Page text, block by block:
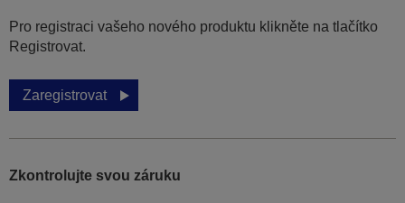
Pro registraci vašeho nového produktu klikněte na tlačítko
Registrovat.
Zaregistrovat
Zkontrolujte svou záruku